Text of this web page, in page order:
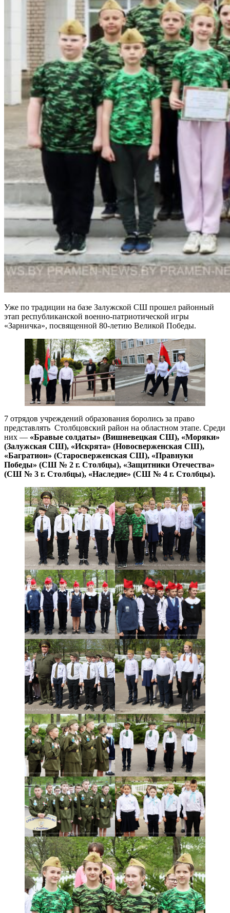
Уже по традиции на базе Залужской СШ прошел районный
этап республиканской военно-патриотической игры
«Зарничка», посвященной 80-летию Великой Победы.
7 отрядов учреждений образования боролись за право
представлять Столбцовский район на областном этапе. Среди
них — «Бравые солдаты» (Вишневецкая СШ), «Моряки»
(Залужская СШ), «Искрята» (Новосверженская СШ),
«Багратион» (Старосверженская СШ), «Правнуки
Победы» (СШ № 2 г. Столбцы), «Защитники Отечества»
(СШ № 3 г. Столбцы), «Наследие» (СШ № 4 г. Столбцы).